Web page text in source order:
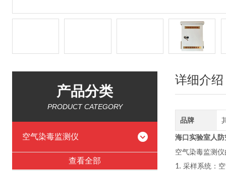
产品分类
PRODUCT CATEGORY
空气染毒监测仪
查看全部
详细介绍
品牌
海口实验室人
空气染毒监测
1. 采样系统：